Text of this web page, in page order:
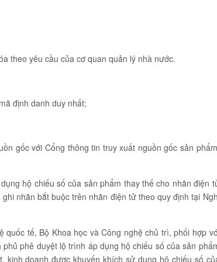
theo yêu cầu của cơ quan quản lý nhà nước.
định danh duy nhất;
gốc với Cổng thông tin truy xuất nguồn gốc sản
hộ chiếu số của sản phẩm thay thế cho nhãn điện
nhãn bắt buộc trên nhãn điện tử theo quy định tại
tế, Bộ Khoa học và Công nghệ chủ trì, phối hợp
phê duyệt lộ trình áp dụng hộ chiếu số của sản
doanh được khuyến khích sử dụng hộ chiếu số